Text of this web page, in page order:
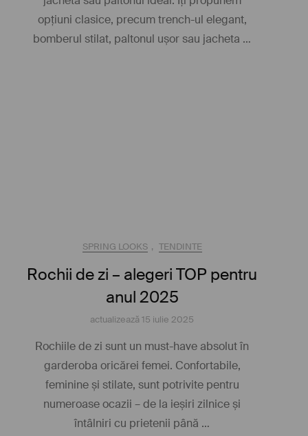
opțiuni clasice, precum trench-ul elegant,
bomberul stilat, paltonul ușor sau jacheta …
SPRING LOOKS , TENDINTE
Rochii de zi – alegeri TOP pentru
anul 2025
actualizează15 iulie 2025
Rochiile de zi sunt un must-have absolut în
garderoba oricărei femei. Confortabile,
feminine și stilate, sunt potrivite pentru
numeroase ocazii – de la ieșiri zilnice și
întâlniri cu prietenii până …